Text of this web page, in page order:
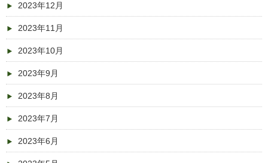
2023年12月
2023年11月
2023年10月
2023年9月
2023年8月
2023年7月
2023年6月